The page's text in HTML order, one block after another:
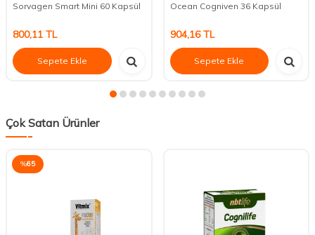
Sorvagen Smart Mini 60 Kapsül
800,11 TL
Sepete Ekle
Ocean Cogniven 36 Kapsül
904,16TL
Sepete Ekle
Çok Satan Ürünler
%65